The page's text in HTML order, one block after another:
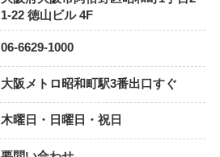
1-22 徳山ビル 4F
06-6629-1000
大阪メトロ昭和町駅3番出口すぐ
木曜日・日曜日・祝日